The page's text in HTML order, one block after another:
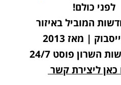
לפני כולם!
המוביל באיזור
| מאז 2013
השרון פוסט 24/7
כאן ליצירת קשר